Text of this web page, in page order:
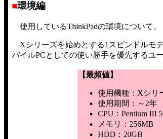
■環境編
使用しているThinkPadの環境について
Xシリーズを始めとする1スピンドルモ
バイルPCとしての使い勝手を優先するユ
【最頻値】
使用機種：Xシリ
使用期間：～2年
CPU：Pentium III
メモリ：256MB
HDD：20GB